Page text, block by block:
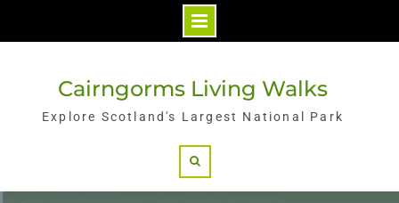
Cairngorms Living Walks
Explore Scotland's Largest National Park